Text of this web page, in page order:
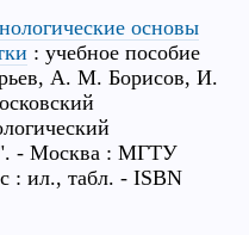
основы
: учебное пособие
А. М. Борисов, И.
- Москва : МГТУ
: ил., табл. - ISBN